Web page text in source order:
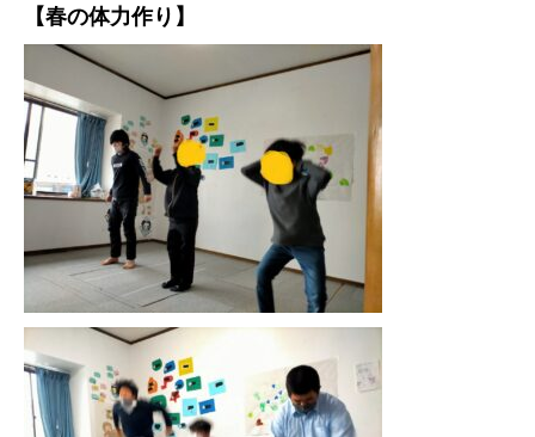
【春の体力作り】